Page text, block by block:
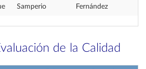
Samperio Fernández
de la Calidad